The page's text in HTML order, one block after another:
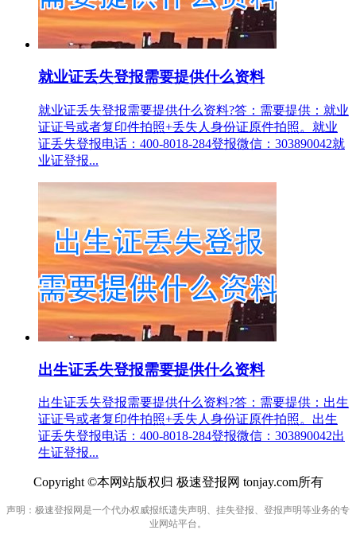
就业证丢失登报需要提供什么资料
就业证丢失登报需要提供什么资料?答：需要提供：就业
证证号或者复印件拍照+丢失人身份证原件拍照。就业
证丢失登报电话：400-8018-284登报微信：303890042就
业证登报...
出生证丢失登报需要提供什么资料
出生证丢失登报需要提供什么资料?答：需要提供：出生
证证号或者复印件拍照+丢失人身份证原件拍照。出生
证丢失登报电话：400-8018-284登报微信：303890042出
生证登报...
Copyright ©本网站版权归 极速登报网 tonjay.com所有
声明：极速登报网是一个代办权威报纸遗失声明、挂失登报、登报声明等业务的专
业网站平台。